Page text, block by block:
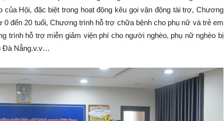
Hội, đặc biệt trong hoạt động kêu gọi vận động tài trợ, Chương
đến 20 tuổi, Chương trình hỗ trợ chữa bệnh cho phụ nữ và trẻ em
trình hỗ trợ miễn giảm viện phí cho người nghèo, phụ nữ nghèo bị
Đà Nẵng.v.v…